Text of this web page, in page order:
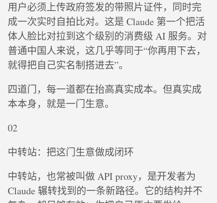
用户必须上传政府签发的带照片证件，同时完
成一次实时自拍比对。这是 Claude 第一个把活
体人脸比对拉到这个级别的消费级 AI 服务。对
普通中国人来说，这几乎等同于“你再用下去，
就得把自己实名制搭进去”。
四道门，每一道都在抬高真实成本。但真实成
本本身，就是一门生意。
02
中转站：把这门生意做成闭环
中转站，也常被叫做 API proxy，是开发者为
Claude 辗转找到的一条新路径。它的结构并不